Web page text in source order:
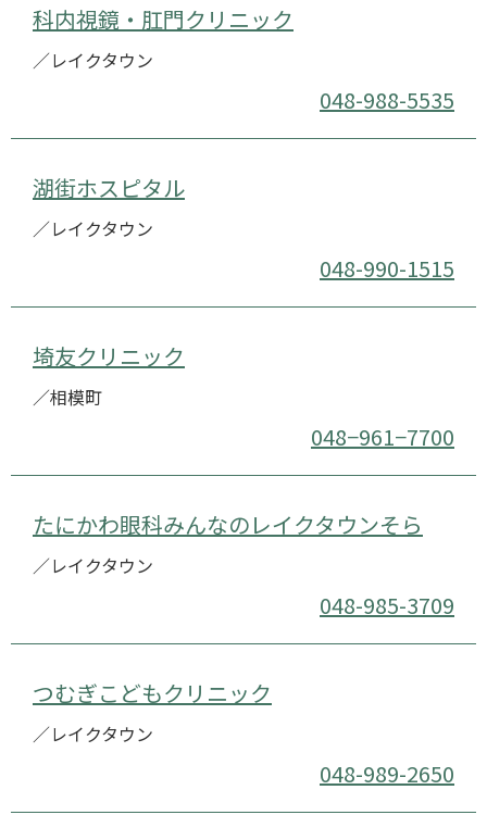
科内視鏡・肛門クリニック
／レイクタウン
048-988-5535
湖街ホスピタル
／レイクタウン
048-990-1515
埼友クリニック
／相模町
048−961−7700
たにかわ眼科みんなのレイクタウンそら
／レイクタウン
048-985-3709
つむぎこどもクリニック
／レイクタウン
048-989-2650